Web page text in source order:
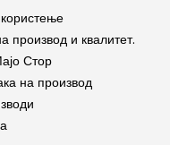
производ и квалитет.
Стор
на производ